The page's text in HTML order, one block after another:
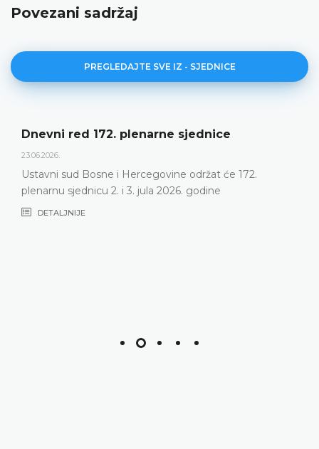
Povezani sadržaj
PREGLEDAJTE SVE IZ - SJEDNICE
Dnevni red 172. plenarne sjednice
23.06.2026.
Ustavni sud Bosne i Hercegovine održat će 172.
plenarnu sjednicu 2. i 3. jula 2026. godine
DETALJNIJE